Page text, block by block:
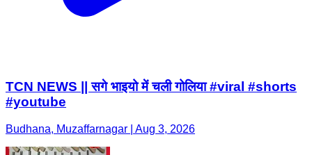
TCN NEWS || सगे भाइयो में चली गोलिया #viral #shorts
#youtube
Budhana, Muzaffarnagar | Aug 3, 2026